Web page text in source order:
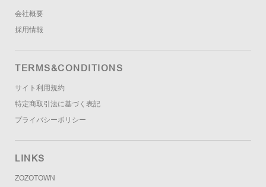
会社概要
採用情報
TERMS&CONDITIONS
サイト利用規約
特定商取引法に基づく表記
プライバシーポリシー
LINKS
ZOZOTOWN